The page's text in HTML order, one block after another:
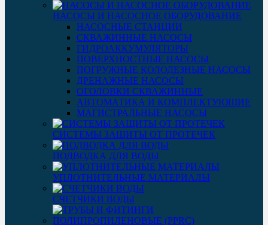
НАСОСЫ И НАСОСНОЕ ОБОРУДОВАНИЕ
НАСОСНЫЕ СТАНЦИИ
СКВАЖИННЫЕ НАСОСЫ
ГИДРОАККУМУЛЯТОРЫ
ПОВЕРХНОСТНЫЕ НАСОСЫ
ПОГРУЖНЫЕ КОЛОДЕЗНЫЕ НАСОСЫ
ДРЕНАЖНЫЕ НАСОСЫ
ОГОЛОВКИ СКВАЖИННЫЕ
АВТОМАТИКА И КОМПЛЕКТУЮЩИЕ
МАГИСТРАЛЬНЫЕ НАСОСЫ
СИСТЕМЫ ЗАЩИТЫ ОТ ПРОТЕЧЕК
ПОДВОДКА ДЛЯ ВОДЫ
УПЛОТНИТЕЛЬНЫЕ МАТЕРИАЛЫ
СЧЕТЧИКИ ВОДЫ